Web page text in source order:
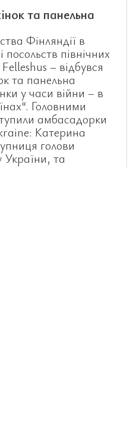
та панельна
Фінляндії в
північних
– відбувся
та панельна
у часи війни – в
Головними
амбасадорки
Катерина
голови
України, та
правозахисниця